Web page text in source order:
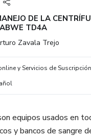
DE LA
TD4A
Zavala Trejo
y Servicios de Suscripción
equipos usados en
y bancos de sangre